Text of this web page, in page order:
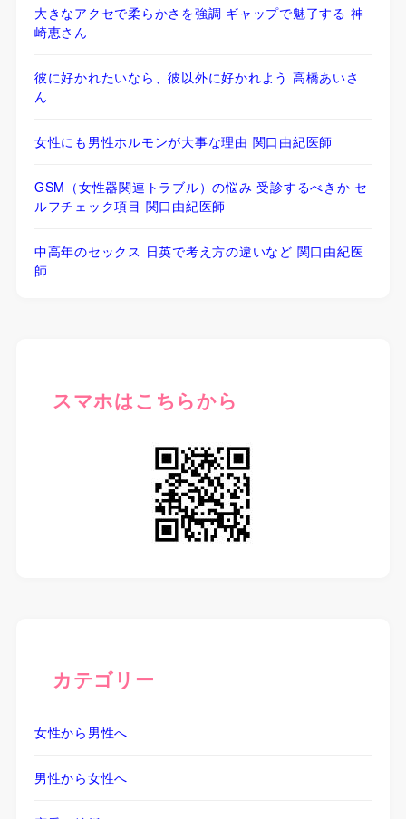
大きなアクセで柔らかさを強調 ギャップで魅了する 神
崎恵さん
彼に好かれたいなら、彼以外に好かれよう 高橋あいさ
ん
女性にも男性ホルモンが大事な理由 関口由紀医師
GSM（女性器関連トラブル）の悩み 受診するべきか セ
ルフチェック項目 関口由紀医師
中高年のセックス 日英で考え方の違いなど 関口由紀医
師
スマホはこちらから
カテゴリー
女性から男性へ
男性から女性へ